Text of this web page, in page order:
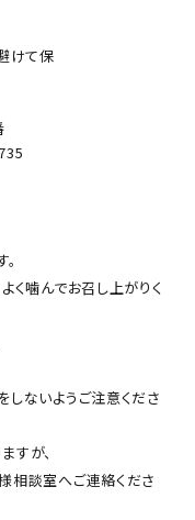
けて保
く噛んでお召し上がりく
ないようご注意くださ
すが、
相談室へご連絡くださ